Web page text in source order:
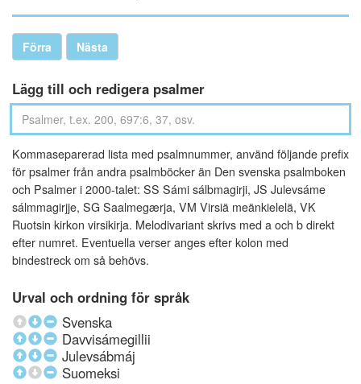
Förra Nästa
Lägg till och redigera psalmer
Kommaseparerad lista med psalmnummer, använd följande prefix
för psalmer från andra psalmböcker än Den svenska psalmboken
och Psalmer i 2000-talet: SS Sámi sálbmagirji, JS Julevsáme
sálmmagirjje, SG Saalmegærja, VM Virsiä meänkielelä, VK
Ruotsin kirkon virsikirja. Melodivariant skrivs med a och b direkt
efter numret. Eventuella verser anges efter kolon med
bindestreck om så behövs.
Urval och ordning för språk
Svenska
Davvisámegillii
Julevsábmáj
Suomeksi